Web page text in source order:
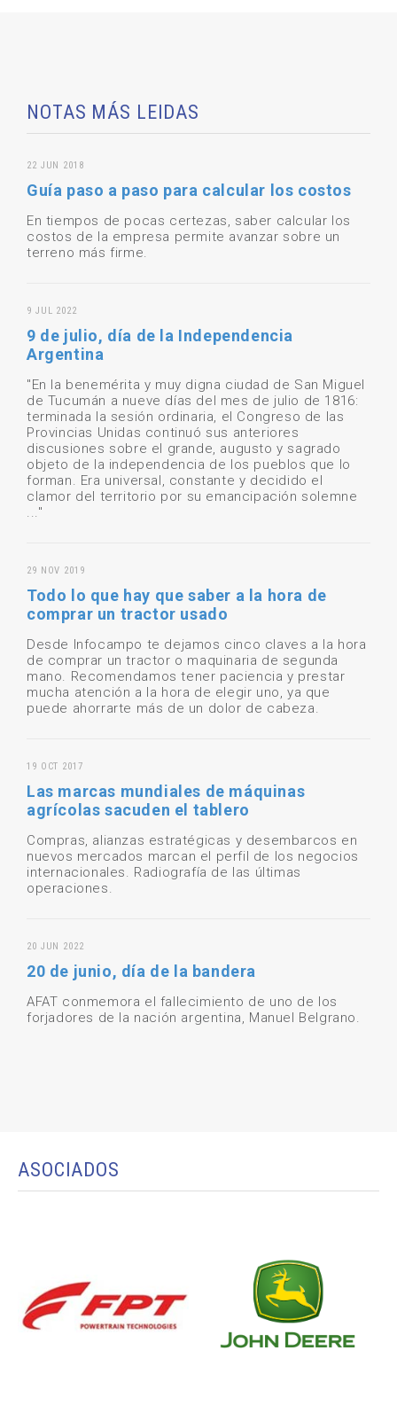
NOTAS MÁS LEIDAS
22 JUN 2018
Guía paso a paso para calcular los costos
En tiempos de pocas certezas, saber calcular los
costos de la empresa permite avanzar sobre un
terreno más firme.
9 JUL 2022
9 de julio, día de la Independencia
Argentina
"En la benemérita y muy digna ciudad de San Miguel
de Tucumán a nueve días del mes de julio de 1816:
terminada la sesión ordinaria, el Congreso de las
Provincias Unidas continuó sus anteriores
discusiones sobre el grande, augusto y sagrado
objeto de la independencia de los pueblos que lo
forman. Era universal, constante y decidido el
clamor del territorio por su emancipación solemne
..."
29 NOV 2019
Todo lo que hay que saber a la hora de
comprar un tractor usado
Desde Infocampo te dejamos cinco claves a la hora
de comprar un tractor o maquinaria de segunda
mano. Recomendamos tener paciencia y prestar
mucha atención a la hora de elegir uno, ya que
puede ahorrarte más de un dolor de cabeza.
19 OCT 2017
Las marcas mundiales de máquinas
agrícolas sacuden el tablero
Compras, alianzas estratégicas y desembarcos en
nuevos mercados marcan el perfil de los negocios
internacionales. Radiografía de las últimas
operaciones.
20 JUN 2022
20 de junio, día de la bandera
AFAT conmemora el fallecimiento de uno de los
forjadores de la nación argentina, Manuel Belgrano.
ASOCIADOS